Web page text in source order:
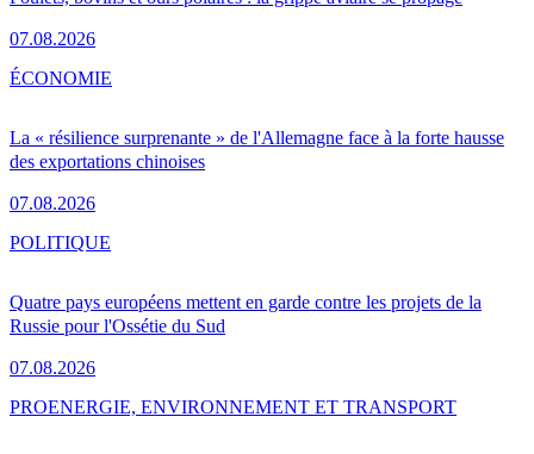
07.08.2026
La « résilience surprenante » de l'Allemagne face à la forte hausse
des exportations chinoises
07.08.2026
ÉCONOMIE
Quatre pays européens mettent en garde contre les projets de la
Russie pour l'Ossétie du Sud
07.08.2026
POLITIQUE
PROENERGIE, ENVIRONNEMENT ET TRANSPORT